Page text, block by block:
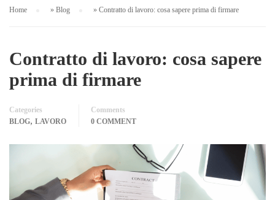
Home » Blog » Contratto di lavoro: cosa sapere prima di firmare
Contratto di lavoro: cosa sapere
prima di firmare
Categories
BLOG, LAVORO
Comments
0 COMMENT